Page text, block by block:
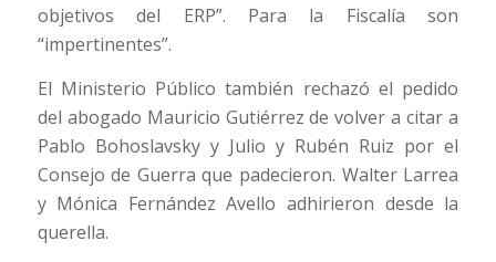
objetivos del ERP”. Para la Fiscalía son
“impertinentes”.
El Ministerio Público también rechazó el pedido
del abogado Mauricio Gutiérrez de volver a citar a
Pablo Bohoslavsky y Julio y Rubén Ruiz por el
Consejo de Guerra que padecieron. Walter Larrea
y Mónica Fernández Avello adhirieron desde la
querella.